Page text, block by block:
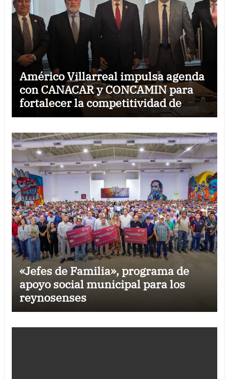
Américo Villarreal impulsa agenda
con CANACAR y CONCAMIN para
fortalecer la competitividad de
Tamaulipas
«Jefes de Familia», programa de
apoyo social municipal para los
reynosenses